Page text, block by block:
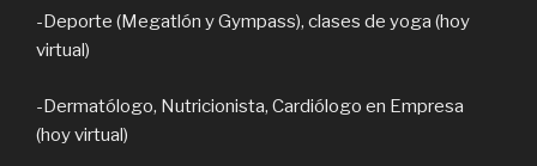
-Deporte (Megatlón y Gympass), clases de yoga (hoy
virtual)
-Dermatólogo, Nutricionista, Cardiólogo en Empresa
(hoy virtual)